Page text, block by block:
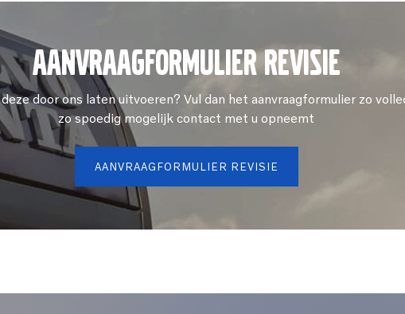
aanvraagformulier revisie
door ons laten uitvoeren? Vul dan het aanvraagformulier zo
zo spoedig mogelijk contact met u opneemt
AANVRAAGFORMULIER REVISIE